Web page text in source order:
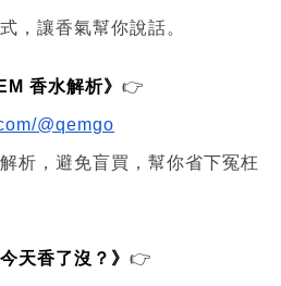
，讓香氣幫你說話。
香水解析》 👉
@qemgo
析，避免盲買，幫你省下冤枉
天香了沒？》 👉